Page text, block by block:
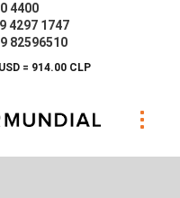
4400
4297 1747
82596510
= 914.00 CLP